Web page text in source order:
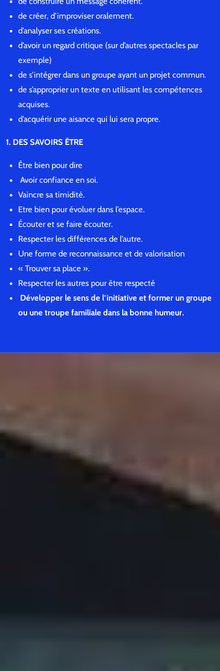
de créer, d’improviser oralement.
d’analyser ses créations.
d’avoir un regard critique (sur d’autres spectacles par
exemple)
de s’intégrer dans un groupe ayant un projet commun.
de s’approprier un texte en utilisant les compétences
acquises.
d’acquérir une aisance qui lui sera propre.
1. DES SAVOIRS ÊTRE
Être bien pour dire
Avoir confiance en soi.
Vaincre sa timidité.
Etre bien pour évoluer dans l’espace.
Écouter et se faire écouter.
Respecter les différences de l’autre.
Une forme de reconnaissance et de valorisation
« Trouver sa place ».
Respecter les autres pour être respecté
Développer le sens de l’initiative et former un groupe
ou une troupe familiale dans la bonne humeur.